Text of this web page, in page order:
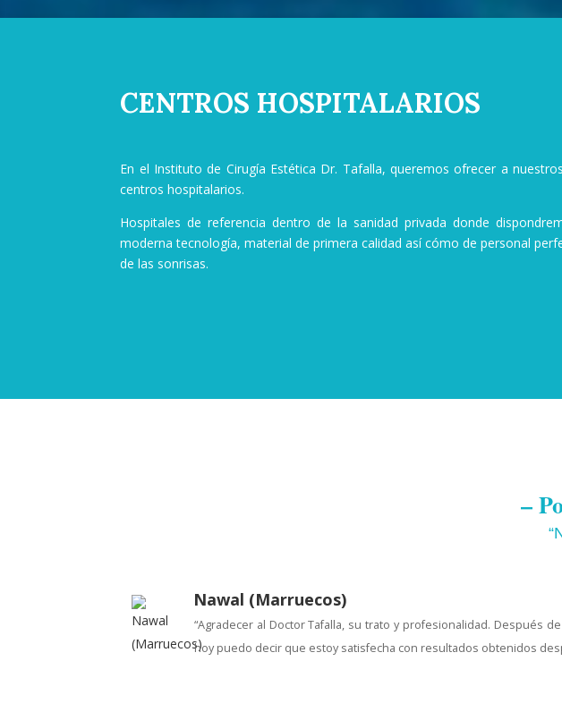
CENTROS HOSPITALARIOS
En el Instituto de Cirugía Estética Dr. Tafalla, queremos ofrecer a
centros hospitalarios.
Hospitales de referencia dentro de la sanidad privada donde
moderna tecnología, material de primera calidad así cómo de personal
de las sonrisas.
–
Nawal (Marruecos)
“Agradecer al Doctor Tafalla, su trato y profesionalidad. Después
hoy puedo decir que estoy satisfecha con resultados obtenidos